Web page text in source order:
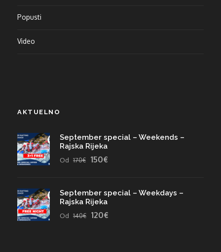
Popusti
Video
AKTUELNO
September special – Weekends –
Rajska Rijeka
Od 170€ 150€
September special – Weekdays –
Rajska Rijeka
Od 140€ 120€